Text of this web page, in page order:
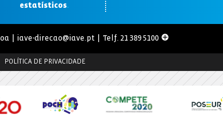
estatísticos.
| iave-direcao@iave.pt | Telf. 21 389 5100
POLÍTICA DE PRIVACIDADE